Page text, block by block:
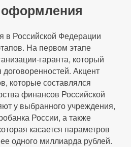
Российской Федерации
На первом этапе
гаранта, который
Акцент
которые составлялся
финансов Российской
у выбранного учреждения,
России, а также
касается параметров
одного миллиарда рублей.